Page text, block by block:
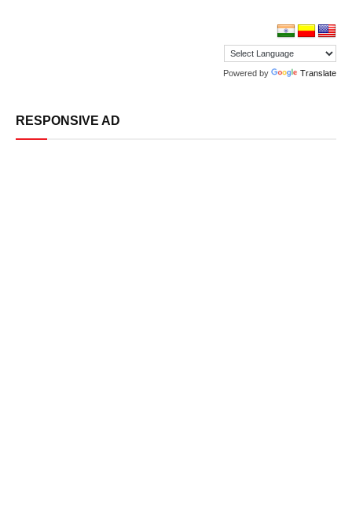
Powered by Translate
RESPONSIVE AD